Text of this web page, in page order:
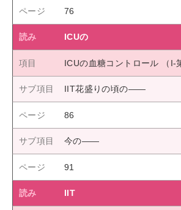
76
ICUの
ICUの血糖コントロール （I-
IIT花盛りの頃の――
86
今の――
91
IIT